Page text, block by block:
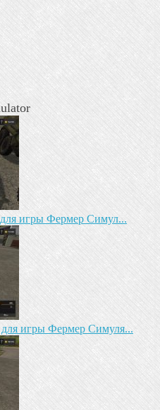
игры Фермер Симул...
игры Фермер Симуля...